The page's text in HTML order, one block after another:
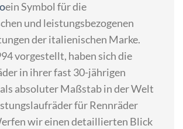
ein Symbol für die
und leistungsbezogenen
der italienischen Marke.
vorgestellt, haben sich die
in ihrer fast 30-jährigen
absoluter Maßstab in der Welt
für Rennräder
wir einen detaillierten Blick